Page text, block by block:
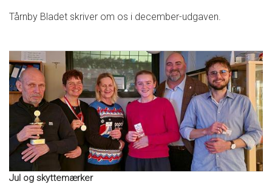
Tårnby Bladet skriver om os i december-udgaven.
Jul og skyttemærker